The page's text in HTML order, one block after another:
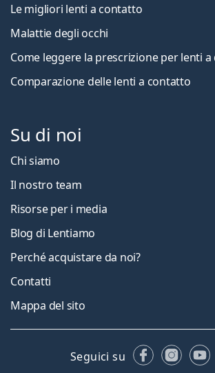
Le migliori lenti a contatto
Malattie degli occhi
Come leggere la prescrizione per lenti
Comparazione delle lenti a contatto
Su di noi
Chi siamo
Il nostro team
Risorse per i media
Blog di Lentiamo
Perché acquistare da noi?
Contatti
Mappa del sito
Seguici su Facebook